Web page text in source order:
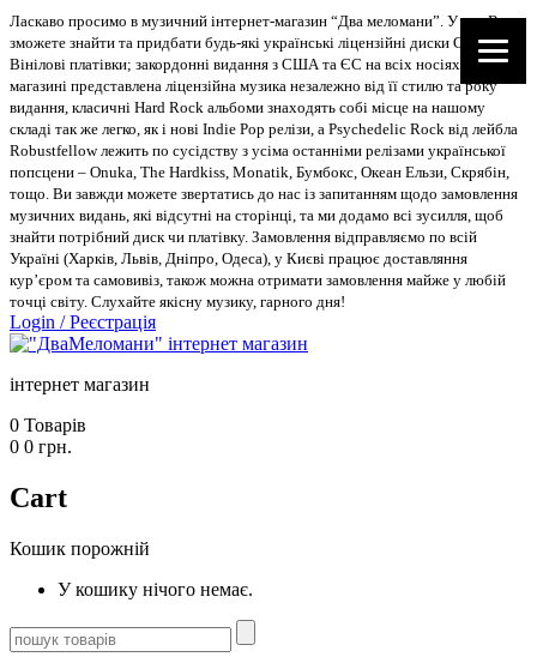
Ласкаво просимо в музичний інтернет-магазин “Два меломани”. У нас Ви
зможете знайти та придбати будь-які українські ліцензійні диски CD, DVD,
Вінілові платівки; закордонні видання з США та ЄС на всіх носіях. В
магазині представлена ліцензійна музика незалежно від її стилю та року
видання, класичні Hard Rock альбоми знаходять собі місце на нашому
складі так же легко, як і нові Indie Pop релізи, а Psychedelic Rock від лейбла
Robustfellow лежить по сусідству з усіма останніми релізами української
попсцени – Onuka, The Hardkiss, Monatik, Бумбокс, Океан Ельзи, Скрябін,
тощо. Ви завжди можете звертатись до нас із запитанням щодо замовлення
музичних видань, які відсутні на сторінці, та ми додамо всі зусилля, щоб
знайти потрібний диск чи платівку. Замовлення відправляємо по всій
Україні (Харків, Львів, Дніпро, Одеса), у Києві працює доставляння
кур’єром та самовивіз, також можна отримати замовлення майже у любій
точці світу. Слухайте якісну музику, гарного дня!
Login /Реєстрація
інтернет магазин
0 Товарів
0 0 грн.
Cart
Кошик порожній
У кошику нічого немає.